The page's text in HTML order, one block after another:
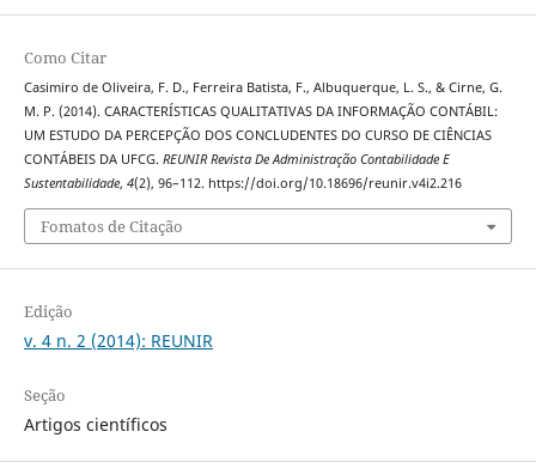
Como Citar
Casimiro de Oliveira, F. D., Ferreira Batista, F., Albuquerque, L. S., & Cirne, G.
M. P. (2014). CARACTERÍSTICAS QUALITATIVAS DA INFORMAÇÃO CONTÁBIL:
UM ESTUDO DA PERCEPÇÃO DOS CONCLUDENTES DO CURSO DE CIÊNCIAS
CONTÁBEIS DA UFCG. REUNIR Revista De Administração Contabilidade E
Sustentabilidade, 4(2), 96–112. https://doi.org/10.18696/reunir.v4i2.216
Fomatos de Citação
Edição
v. 4 n. 2 (2014): REUNIR
Seção
Artigos científicos